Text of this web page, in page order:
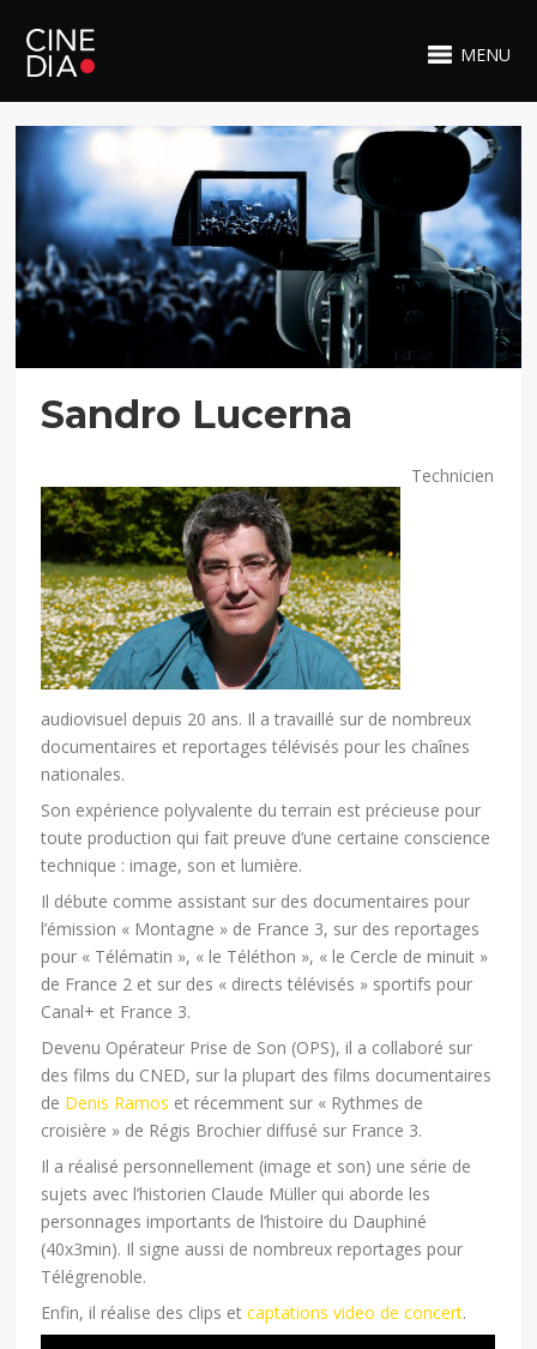
MENU
Sandro Lucerna
Technicien
audiovisuel depuis 20 ans. Il a travaillé sur de nombreux
documentaires et reportages télévisés pour les chaînes
nationales.
Son expérience polyvalente du terrain est précieuse pour
toute production qui fait preuve d’une certaine conscience
technique : image, son et lumière.
Il débute comme assistant sur des documentaires pour
l’émission « Montagne » de France 3, sur des reportages
pour « Télématin », « le Téléthon », « le Cercle de minuit »
de France 2 et sur des « directs télévisés » sportifs pour
Canal+ et France 3.
Devenu Opérateur Prise de Son (OPS), il a collaboré sur
des films du CNED, sur la plupart des films documentaires
de Denis Ramos et récemment sur « Rythmes de
croisière » de Régis Brochier diffusé sur France 3.
Il a réalisé personnellement (image et son) une série de
sujets avec l’historien Claude Müller qui aborde les
personnages importants de l’histoire du Dauphiné
(40x3min). Il signe aussi de nombreux reportages pour
Télégrenoble.
Enfin, il réalise des clips etcaptations video de concert.